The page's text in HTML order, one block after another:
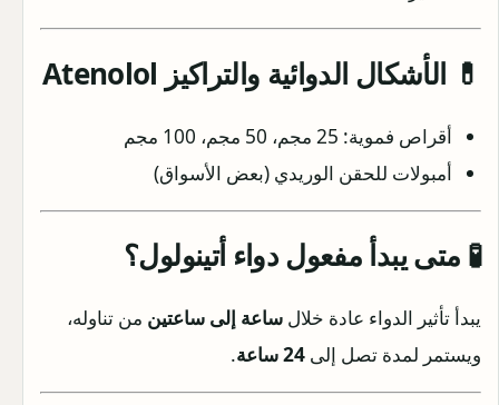
💊 الأشكال الدوائية والتراكيز Atenolol
أقراص فموية: 25 مجم، 50 مجم، 100 مجم
أمبولات للحقن الوريدي (بعض الأسواق)
🧪 متى يبدأ مفعول دواء أتينولول؟
يبدأ تأثير الدواء عادة خلال ساعة إلى ساعتين من تناوله،
ويستمر لمدة تصل إلى 24 ساعة .